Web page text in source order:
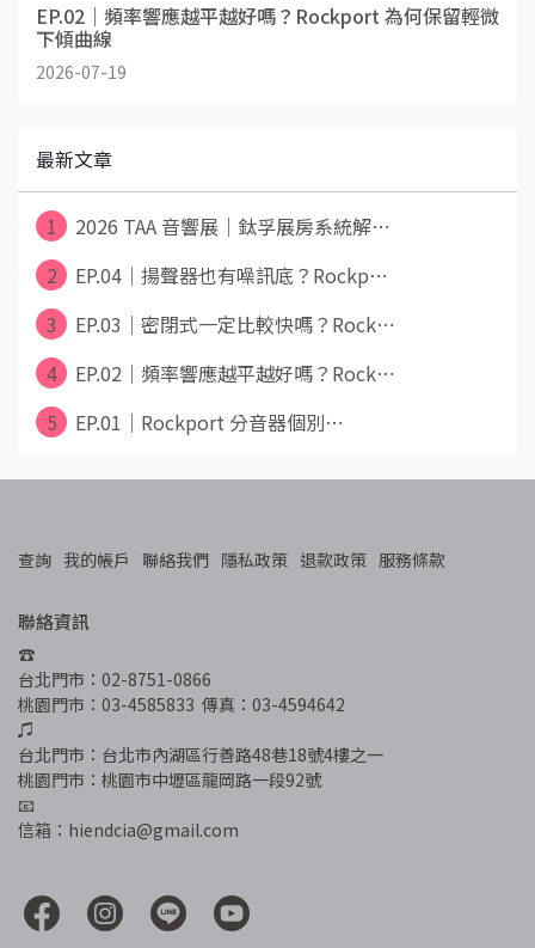
EP.02｜頻率響應越平越好嗎？Rockport 為何保留輕微
下傾曲線
2026-07-19
最新文章
1
2026 TAA 音響展｜鈦孚展房系統解⋯
2
EP.04｜揚聲器也有噪訊底？Rockp⋯
3
EP.03｜密閉式一定比較快嗎？Rock⋯
4
EP.02｜頻率響應越平越好嗎？Rock⋯
5
EP.01｜Rockport 分音器個別⋯
查詢 我的帳戶 聯絡我們 隱私政策 退款政策 服務條款
聯絡資訊
☎︎
台北門市：02-8751-0866
桃園門市：03-4585833  傳真：03-4594642
♫
台北門市：台北市內湖區行善路48巷18號4樓之一
桃園門市：桃園市中壢區龍岡路一段92號
📧
信箱：hiendcia@gmail.com